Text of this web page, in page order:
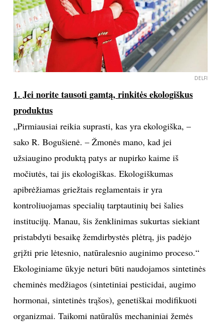
DELFI
1. Jei norite tausoti gamtą, rinkitės ekologiškus
produktus
„Pirmiausiai reikia suprasti, kas yra ekologiška, –
sako R. Bogušienė. – Žmonės mano, kad jei
užsiaugino produktą patys ar nupirko kaime iš
močiutės, tai jis ekologiškas. Ekologiškumas
apibrėžiamas griežtais reglamentais ir yra
kontroliuojamas specialių tarptautinių bei šalies
institucijų. Manau, šis ženklinimas sukurtas siekiant
pristabdyti besaikę žemdirbystės plėtrą, jis padėjo
grįžti prie lėtesnio, natūralesnio auginimo proceso.“
Ekologiniame ūkyje neturi būti naudojamos sintetinės
cheminės medžiagos (sintetiniai pesticidai, augimo
hormonai, sintetinės trąšos), genetiškai modifikuoti
organizmai. Taikomi natūralūs mechaniniai žemės